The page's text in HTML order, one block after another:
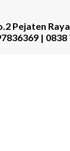
Pejaten
| 0838